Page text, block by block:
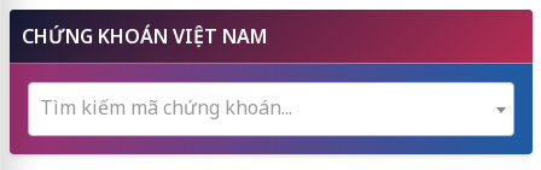
CHỨNG KHOÁN VIỆT NAM
Tìm kiếm mã chứng khoán...